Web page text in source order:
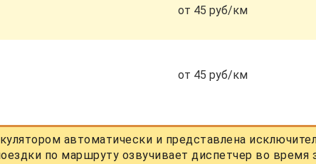
от 45 руб/км
от 45 руб/км
автоматически и представлена
по маршруту озвучивает диспетчер во время